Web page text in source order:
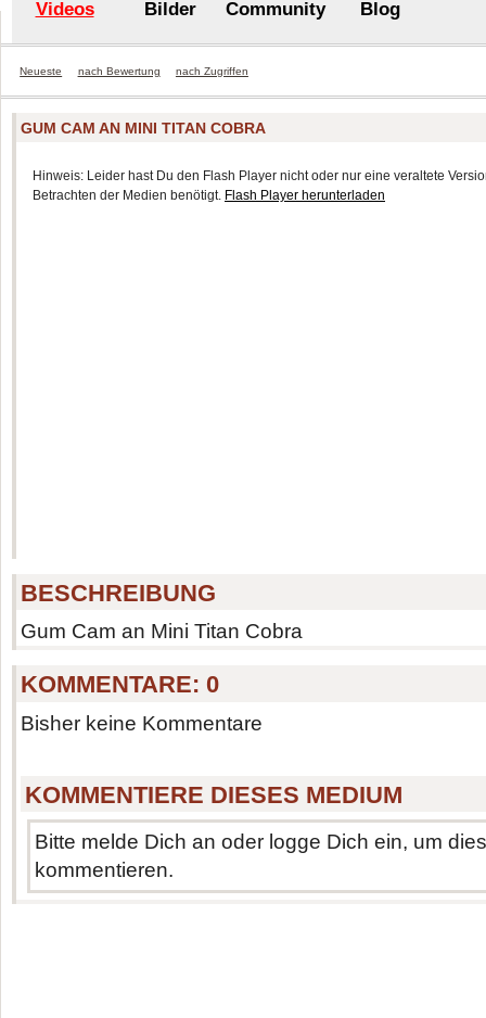
Videos Bilder Community Blog
Neueste nach Bewertung nach Zugriffen
GUM CAM AN MINI TITAN COBRA
Hinweis: Leider hast Du den Flash Player nicht oder nur eine veraltete
Betrachten der Medien benötigt. Flash Player herunterladen
BESCHREIBUNG
Gum Cam an Mini Titan Cobra
KOMMENTARE:0
Bisher keine Kommentare
KOMMENTIERE DIESES MEDIUM
Bitte melde Dich an oder logge Dich ein, um
kommentieren.